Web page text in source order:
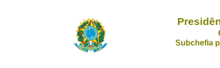
Subchefia